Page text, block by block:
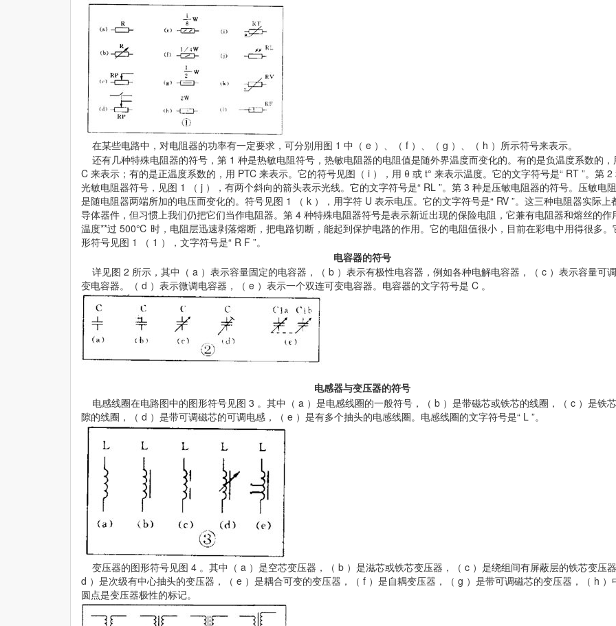
在某些电路中，对电阻器的功率有一定要求，可分别用图 1 中（ e ）、（ f ）、（ g ）、（ h ）所示符号来表示。
还有几种特殊电阻器的符号，第 1 种是热敏电阻符号，热敏电阻器的电阻值是随外界温度而变化的。有的是负温度系数的
C 来表示；有的是正温度系数的，用 PTC 来表示。它的符号见图（ i ），用 θ 或 t° 来表示温度。它的文字符号是“ RT ”。第 2
光敏电阻器符号，见图 1 （ j ），有两个斜向的箭头表示光线。它的文字符号是“ RL ”。第 3 种是压敏电阻器的符号。压敏电
是随电阻器两端所加的电压而变化的。符号见图 1 （ k ），用字符 U 表示电压。它的文字符号是“ RV ”。这三种电阻器实际上
导体器件，但习惯上我们仍把它们当作电阻器。第 4 种特殊电阻器符号是表示新近出现的保险电阻，它兼有电阻器和熔丝的作
温度**过 500℃ 时，电阻层迅速剥落熔断，把电路切断，能起到保护电路的作用。它的电阻值很小，目前在彩电中用得很多。
形符号见图 1 （ 1 ），文字符号是“ R F ”。
电容器的符号
详见图 2 所示，其中（ a ）表示容量固定的电容器，（ b ）表示有极性电容器，例如各种电解电容器，（ c ）表示容量可
变电容器。（ d ）表示微调电容器，（ e ）表示一个双连可变电容器。电容器的文字符号是 C 。
电感器与变压器的符号
电感线圈在电路图中的图形符号见图 3 。其中（ a ）是电感线圈的一般符号，（ b ）是带磁芯或铁芯的线圈，（ c ）是铁
隙的线圈，（ d ）是带可调磁芯的可调电感，（ e ）是有多个抽头的电感线圈。电感线圈的文字符号是“ L ”。
变压器的图形符号见图 4 。其中（ a ）是空芯变压器，（ b ）是滋芯或铁芯变压器，（ c ）是绕组间有屏蔽层的铁芯变压
d ）是次级有中心抽头的变压器，（ e ）是耦合可变的变压器，（ f ）是自耦变压器，（ g ）是带可调磁芯的变压器，（ h ）
圆点是变压器极性的标记。